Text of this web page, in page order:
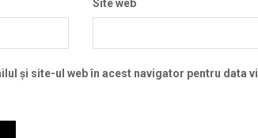
Site web
și site-ul web în acest navigator pentru data